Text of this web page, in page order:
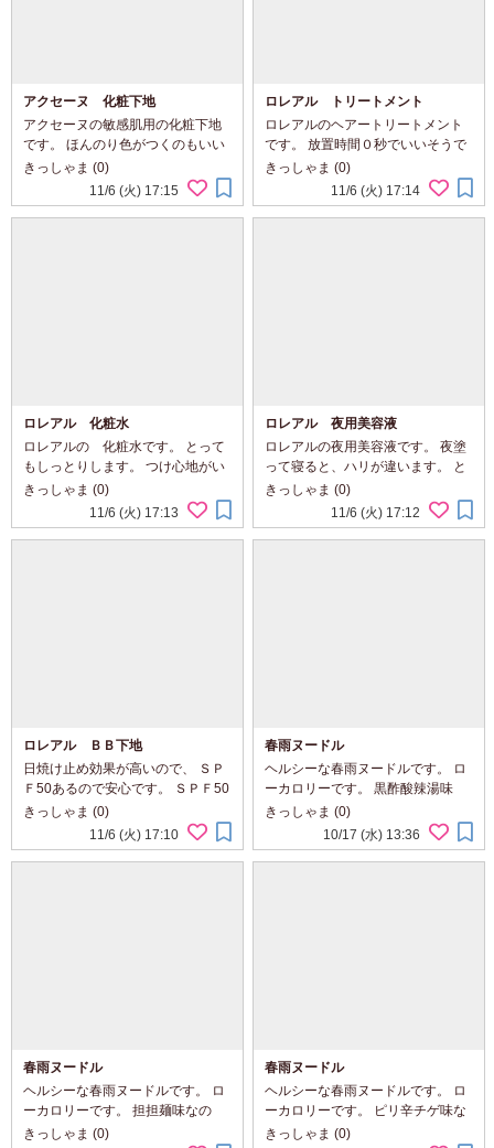
アクセーヌ 化粧下地
アクセーヌの敏感肌用の化粧下地
です。 ほんのり色がつくのもいい
です。 敏感肌用なので、とっても
肌にやさしいです。
きっしゃま (0)
11/6 (火) 17:15
ロレアル トリートメント
ロレアルのヘアートリートメント
です。 放置時間０秒でいいそうで
す。 シャンプーのあと、スプレー
して、洗い流すだけです。 香りも
とってもいいです。
きっしゃま (0)
11/6 (火) 17:14
ロレアル 化粧水
ロレアルの 化粧水です。 とって
もしっとりします。 つけ心地がい
いです。
きっしゃま (0)
11/6 (火) 17:13
ロレアル 夜用美容液
ロレアルの夜用美容液です。 夜塗
って寝ると、ハリが違います。 と
ってもしっとりします。
きっしゃま (0)
11/6 (火) 17:12
ロレアル ＢＢ下地
日焼け止め効果が高いので、 ＳＰ
Ｆ50あるので安心です。 ＳＰＦ50
とは思えないほど、軽いつけ心地
です。 顔の色むらを補正してくれ
るので、 このあとファンデーショ
きっしゃま (0)
11/6 (火) 17:10
春雨ヌードル
ヘルシーな春雨ヌードルです。 ロ
ーカロリーです。 黒酢酸辣湯味
で、とっても美味しいです。 身体
にもよさそうです。
きっしゃま (0)
10/17 (水) 13:36
春雨ヌードル
ヘルシーな春雨ヌードルです。 ロ
ーカロリーです。 担担麺味なの
で、とっても美味しいです。
きっしゃま (0)
春雨ヌードル
ヘルシーな春雨ヌードルです。 ロ
ーカロリーです。 ピリ辛チゲ味な
ので、汗だくなります。 美味しい
きっしゃま (0)